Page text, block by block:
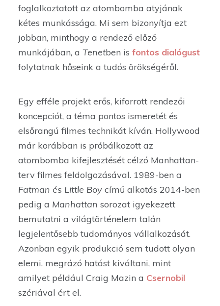
foglalkoztatott az atombomba atyjának
kétes munkássága. Mi sem bizonyítja ezt
jobban, minthogy a rendező előző
munkájában, aTenetben isfontos dialógust
folytatnak hőseink a tudós örökségéről.
Egy efféle projekt erős, kiforrott rendezői
koncepciót, a téma pontos ismeretét és
elsőrangú filmes technikát kíván. Hollywood
már korábban is próbálkozott az
atombomba kifejlesztését célzó Manhattan-
terv filmes feldolgozásával. 1989-ben a
Fatman és Little Boy című alkotás 2014-ben
pedig a Manhattan sorozat igyekezett
bemutatni a világtörténelem talán
legjelentősebb tudományos vállalkozását.
Azonban egyik produkció sem tudott olyan
elemi, megrázó hatást kiváltani, mint
amilyet például Craig Mazin a Csernobil
szériával ért el.